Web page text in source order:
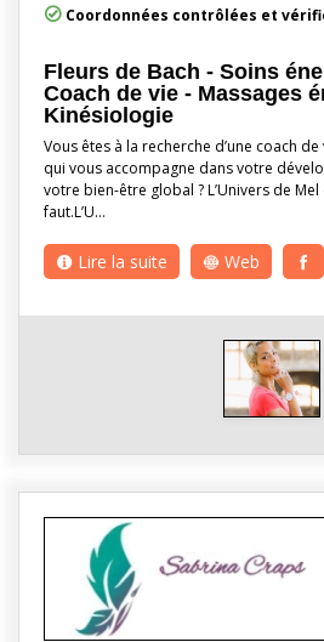
Coordonnées contrôlées et
Fleurs de Bach - Soins
Coach de vie - Massages
Kinésiologie
Vous êtes à la recherche d’une coach
qui vous accompagne dans votre
votre bien-être global ? L’Univers de Mel
faut.L’U…
Lire la suite Web